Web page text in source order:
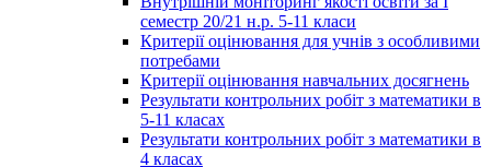
семестр 20/21 н.р. 5-11 класи
Критерії оцінювання для учнів з особливими
потребами
Критерії оцінювання навчальних досягнень
Результати контрольних робіт з математики в
5-11 класах
Результати контрольних робіт з математики в
4 класах